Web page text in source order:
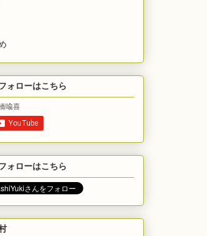
ォローはこちら
ォローはこちら